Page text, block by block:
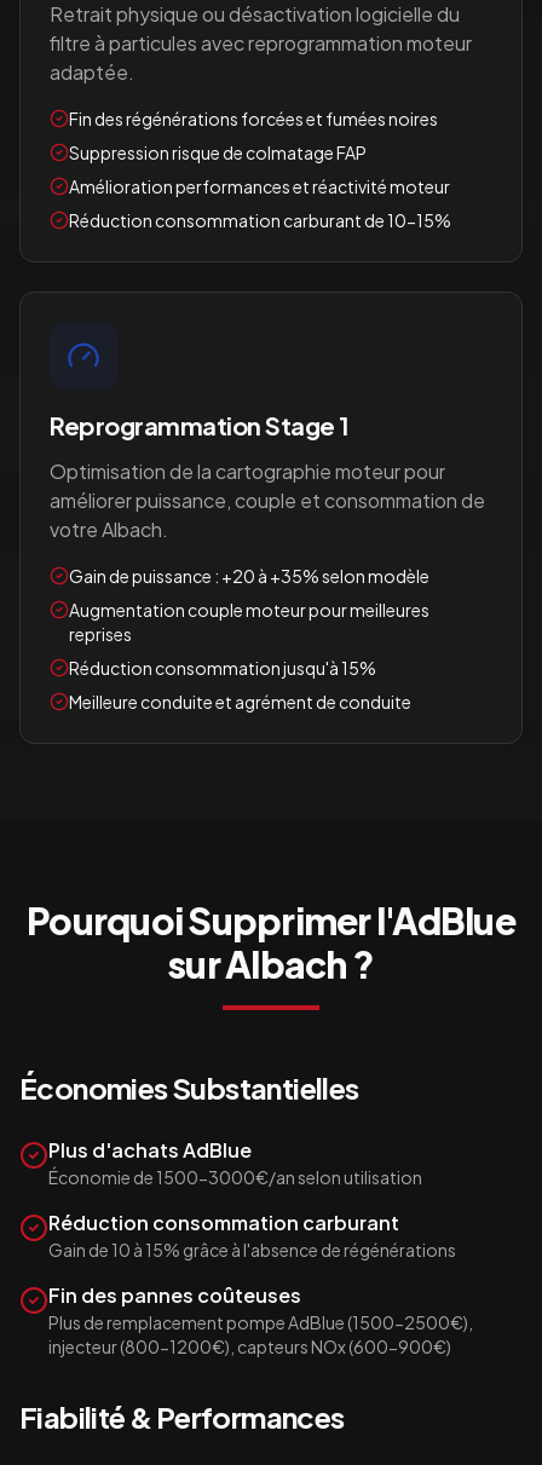
Retrait physique ou désactivation logicielle du
filtre à particules avec reprogrammation moteur
adaptée.
Fin des régénérations forcées et fumées noires
Suppression risque de colmatage FAP
Amélioration performances et réactivité moteur
Réduction consommation carburant de 10-15%
Reprogrammation Stage 1
Optimisation de la cartographie moteur pour
améliorer puissance, couple et consommation de
votreAlbach.
Gain de puissance : +20 à +35% selon modèle
Augmentation couple moteur pour meilleures
reprises
Réduction consommation jusqu'à 15%
Meilleure conduite et agrément de conduite
Pourquoi Supprimer l'AdBlue
surAlbach?
Économies Substantielles
Plus d'achats AdBlue
Économie de 1500-3000€/an selon utilisation
Réduction consommation carburant
Gain de 10 à 15% grâce à l'absence de régénérations
Fin des pannes coûteuses
Plus de remplacement pompe AdBlue (1500-2500€),
injecteur (800-1200€), capteurs NOx (600-900€)
Fiabilité & Performances